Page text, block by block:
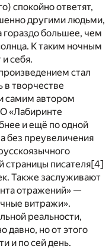
спокойно ответят,
другими людьми,
гораздо большее, чем
К таким ночным
себя.
стал
творчестве
самим автором
«Лабиринте
и ещё по одной
без преувеличения
страницы писателя[4]
Также заслуживают
отражений» —
витражи».
реальности,
давно, но от этого
и по сей день.